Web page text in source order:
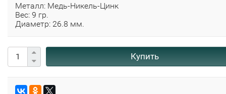
Металл: Медь-Никель-Цинк
Вес: 9 гр.
Диаметр: 26.8 мм.
Купить